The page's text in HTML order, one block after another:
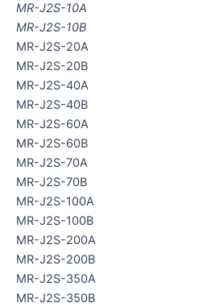
MR-J2S-10A
MR-J2S-10B
MR-J2S-20A
MR-J2S-20B
MR-J2S-40A
MR-J2S-40B
MR-J2S-60A
MR-J2S-60B
MR-J2S-70A
MR-J2S-70B
MR-J2S-100A
MR-J2S-100B
MR-J2S-200A
MR-J2S-200B
MR-J2S-350A
MR-J2S-350B